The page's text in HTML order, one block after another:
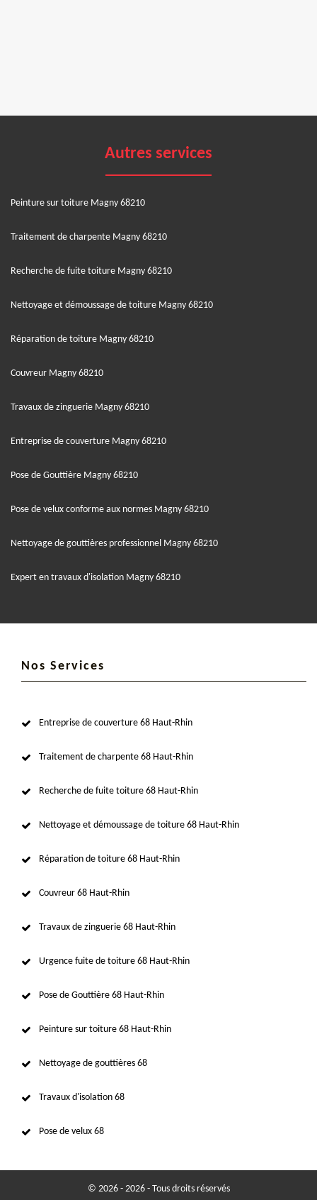
Autres services
Peinture sur toiture Magny 68210
Traitement de charpente Magny 68210
Recherche de fuite toiture Magny 68210
Nettoyage et démoussage de toiture Magny 68210
Réparation de toiture Magny 68210
Couvreur Magny 68210
Travaux de zinguerie Magny 68210
Entreprise de couverture Magny 68210
Pose de Gouttière Magny 68210
Pose de velux conforme aux normes Magny 68210
Nettoyage de gouttières professionnel Magny 68210
Expert en travaux d'isolation Magny 68210
Nos Services
Entreprise de couverture 68 Haut-Rhin
Traitement de charpente 68 Haut-Rhin
Recherche de fuite toiture 68 Haut-Rhin
Nettoyage et démoussage de toiture 68 Haut-Rhin
Réparation de toiture 68 Haut-Rhin
Couvreur 68 Haut-Rhin
Travaux de zinguerie 68 Haut-Rhin
Urgence fuite de toiture 68 Haut-Rhin
Pose de Gouttière 68 Haut-Rhin
Peinture sur toiture 68 Haut-Rhin
Nettoyage de gouttières 68
Travaux d'isolation 68
Pose de velux 68
© 2026 - 2026 - Tous droits réservés